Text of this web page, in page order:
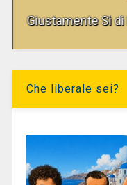
Giustamente Sì di
Che liberale sei?